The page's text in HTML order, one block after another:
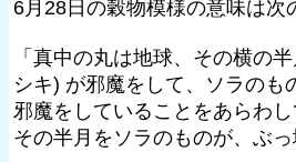
6月28日の穀物模様の意味は次
「真中の丸は地球、その横の
シキ) が邪魔をして、ソラのも
邪魔をしていることをあらわし
その半月をソラのものが、ぶっ